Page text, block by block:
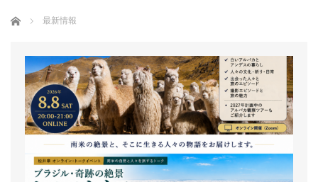
ホーム 最新情報